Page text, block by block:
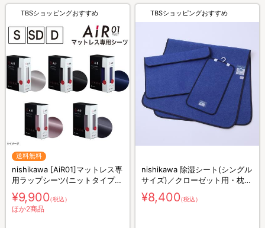
TBSショッピングおすすめ
送料無料
nishikawa [AiR01]マットレス専
用ラップシーツ(ニットタイプ)
／シングル(S)
¥9,900（税込）
ほか2商品
TBSショッピングおすすめ
nishikawa 除湿シート(シングル
サイズ)／クローゼット用・枕メ
ンテナンス用セット
¥8,400（税込）